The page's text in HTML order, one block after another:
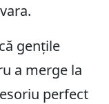
gențile
a merge la
perfect